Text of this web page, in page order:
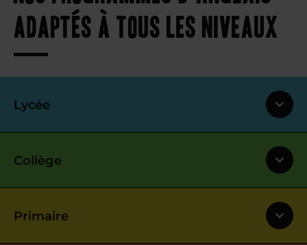
adaptés à tous les niveaux
Lycée
Collège
Primaire